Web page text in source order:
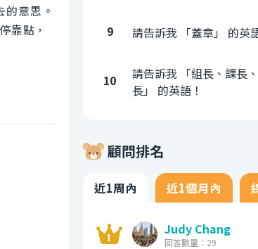
意思。
靠點，
9 請告訴我 「蓋章」 的英
10
請告訴我 「組長、課長
長」 的英語！
顧問排名
近1周內 近1個月內
Judy Chang
回答數量：29